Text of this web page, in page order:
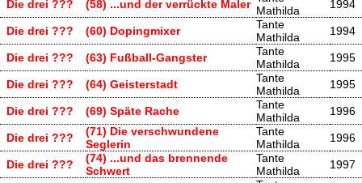
Die drei ??? (58) ...und der verrückte Maler Mathilda
1994
Die drei ??? (60) Dopingmixer
Tante
Mathilda
1994
Die drei ??? (63) Fußball-Gangster
Tante
Mathilda
1995
Die drei ??? (64) Geisterstadt
Tante
Mathilda
1995
Die drei ??? (69) Späte Rache
Tante
Mathilda
1996
Die drei ???
(71) Die verschwundene
Seglerin
Tante
Mathilda
1996
Die drei ???
(74) ...und das brennende
Schwert
Tante
Mathilda
1997